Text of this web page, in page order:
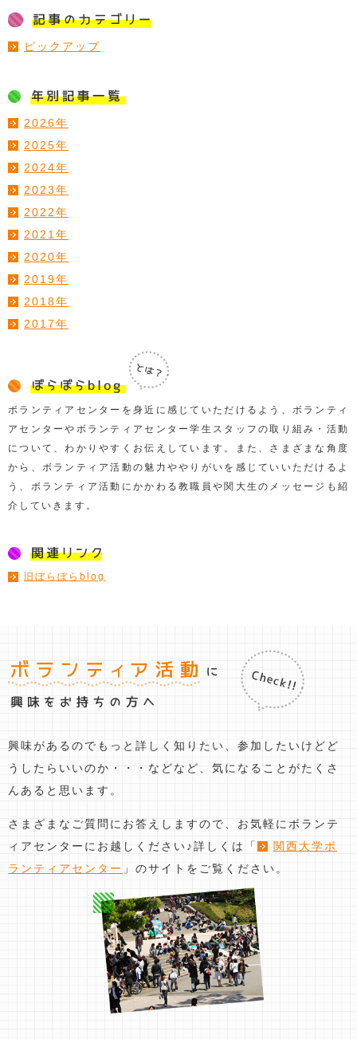
ピックアップ
2026年
2025年
2024年
2023年
2022年
2021年
2020年
2019年
2018年
2017年
ボランティアセンターを身近に感じていただけるよう、ボランティ
アセンターやボランティアセンター学生スタッフの取り組み・活動
について、わかりやすくお伝えしています。また、さまざまな角度
から、ボランティア活動の魅力ややりがいを感じていいただけるよ
う、ボランティア活動にかかわる教職員や関大生のメッセージも紹
介していきます。
旧ぼらぼらblog
興味があるのでもっと詳しく知りたい、 参加したいけどど
うしたらいいのか・・・などなど、 気になることがたくさ
んあると思います。
さまざまなご質問にお答えしますので、 お気軽にボランテ
ィアセンターにお越しください♪詳しくは「
関西大学ボ
ランティアセンター 」のサイトをご覧ください。